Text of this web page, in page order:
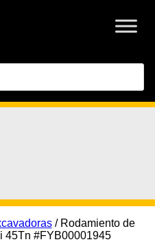
/ Rodamiento de
45Tn #FYB00001945